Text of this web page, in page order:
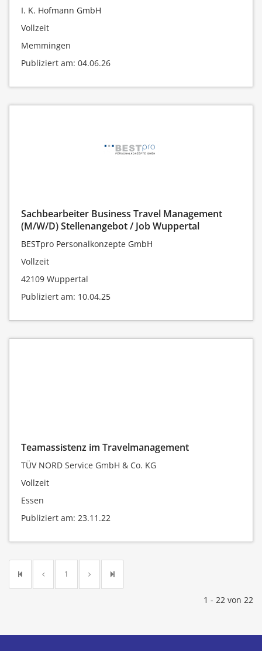
I. K. Hofmann GmbH
Vollzeit
Memmingen
Publiziert am: 04.06.26
Sachbearbeiter Business Travel Management
(M/W/D) Stellenangebot / Job Wuppertal
BESTpro Personalkonzepte GmbH
Vollzeit
42109 Wuppertal
Publiziert am: 10.04.25
Teamassistenz im Travelmanagement
TÜV NORD Service GmbH & Co. KG
Vollzeit
Essen
Publiziert am: 23.11.22
1
1 - 22 von 22